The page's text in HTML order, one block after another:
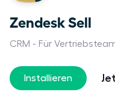
Zendesk Sell
CRM Für
Installieren